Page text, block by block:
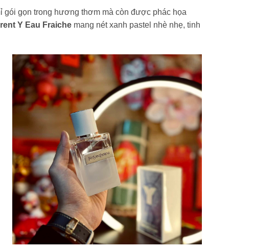
gói gọn trong hương thơm mà còn được phác họa
Y Eau Fraichemang nét xanh pastel nhè nhẹ, tinh